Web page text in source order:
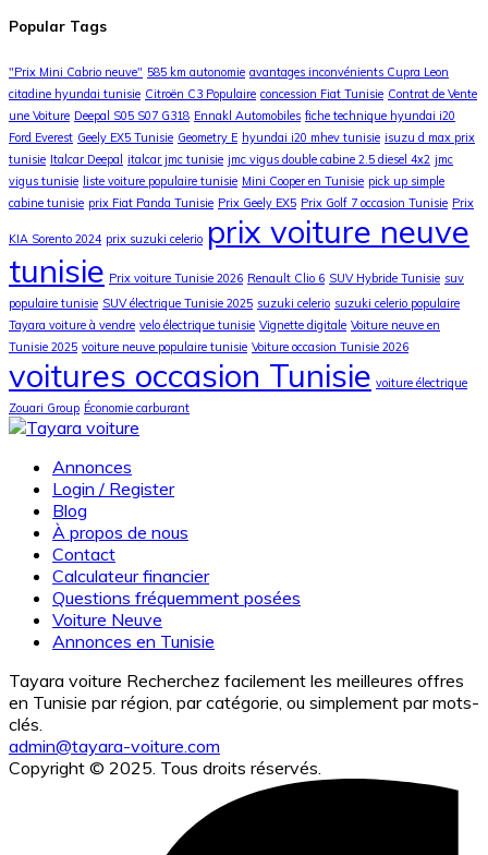
Popular Tags
"Prix Mini Cabrio neuve" 585 km autonomie avantages inconvénients Cupra Leon
citadine hyundai tunisie Citroën C3 Populaire concession Fiat Tunisie Contrat de Vente
une Voiture Deepal S05 S07 G318 Ennakl Automobiles fiche technique hyundai i20
Ford Everest Geely EX5 Tunisie Geometry E hyundai i20 mhev tunisie isuzu d max prix
tunisie Italcar Deepal italcar jmc tunisie jmc vigus double cabine 2.5 diesel 4x2 jmc
vigus tunisie liste voiture populaire tunisie Mini Cooper en Tunisie pick up simple
cabine tunisie prix Fiat Panda Tunisie Prix Geely EX5 Prix Golf 7 occasion Tunisie Prix
KIA Sorento 2024 prix suzuki celerio prix voiture neuve
tunisie Prix voiture Tunisie 2026 Renault Clio 6 SUV Hybride Tunisie suv
populaire tunisie SUV électrique Tunisie 2025 suzuki celerio suzuki celerio populaire
Tayara voiture à vendre velo électrique tunisie Vignette digitale Voiture neuve en
Tunisie 2025 voiture neuve populaire tunisie Voiture occasion Tunisie 2026
voitures occasion Tunisie voiture électrique
Zouari Group Économie carburant
Annonces
Login / Register
Blog
À propos de nous
Contact
Calculateur financier
Questions fréquemment posées
Voiture Neuve
Annonces en Tunisie
Tayara voiture Recherchez facilement les meilleures offres
en Tunisie par région, par catégorie, ou simplement par mots-
clés.
admin@tayara-voiture.com
Copyright © 2025. Tous droits réservés.